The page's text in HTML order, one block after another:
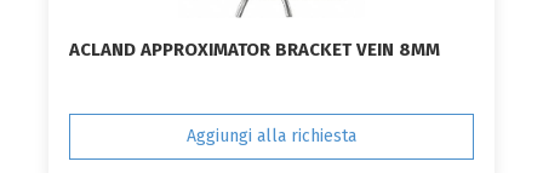
ACLAND APPROXIMATOR BRACKET VEIN 8MM
Aggiungi alla richiesta